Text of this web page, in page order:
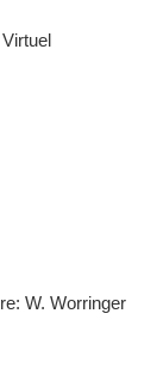
W. Worringer